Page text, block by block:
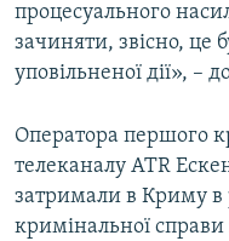
процесуального
зачиняти, звісно, це
уповільненої дії», –
Оператора першого
телеканалу ATR
затримали в Криму в
кримінальної